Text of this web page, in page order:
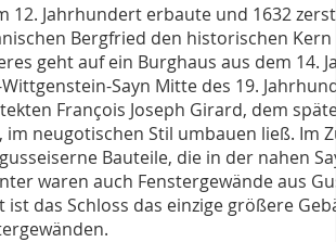
12. Jahrhundert erbaute und 1632
Bergfried den historischen
geht auf ein Burghaus aus dem 14.
Sayn Mitte des 19.
François Joseph Girard, dem
im neugotischen Stil umbauen ließ. Im
Bauteile, die in der nahen
waren auch Fenstergewände aus
ist das Schloss das einzige größere